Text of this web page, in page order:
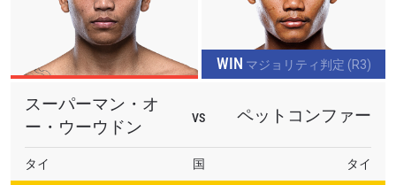
WIN マジョリティ判定 (R3)
スーパーマン・オ
ー・ウーウドン
VS ペットコンファー
タイ 国 タイ